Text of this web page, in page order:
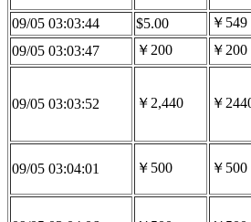
09/05 03:03:44 $5.00 ￥549
09/05 03:03:47 ￥200 ￥200
09/05 03:03:52 ￥2,440 ￥
09/05 03:04:01 ￥500 ￥500